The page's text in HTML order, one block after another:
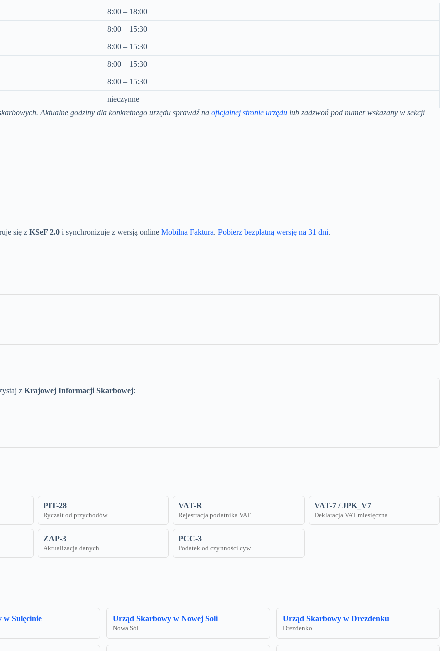
8:00 – 18:00
8:00 – 15:30
8:00 – 15:30
8:00 – 15:30
8:00 – 15:30
nieczynne
Aktualne godziny dla konkretnego urzędu sprawdź na oficjalnej stronie urzędu lub zadzwoń pod numer wskazany w sekcji
się z KSeF 2.0 i synchronizuje z wersją online Mobilna Faktura. Pobierz bezpłatną wersję na 31 dni.
z Krajowej Informacji Skarbowej:
PIT-28
Ryczałt od przychodów
VAT-R
Rejestracja podatnika VAT
VAT-7 / JPK_V7
Deklaracja VAT miesięczna
ZAP-3
Aktualizacja danych
PCC-3
Podatek od czynności cyw.
w Sulęcinie Urząd Skarbowy w Nowej Soli
Nowa Sól
Urząd Skarbowy w Drezdenku
Drezdenko